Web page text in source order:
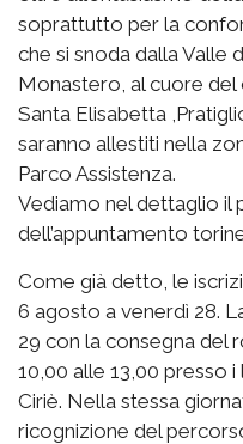
soprattutto per la
che si snoda dalla Valle
Monastero, al cuore del
Santa Elisabetta
saranno allestiti nella
Parco Assistenza.
Vediamo nel dettaglio il
dell’appuntamento
Come già detto, le
6 agosto a venerdì 28.
29 con la consegna del
10,00 alle 13,00 presso
Ciriè. Nella stessa
ricognizione del